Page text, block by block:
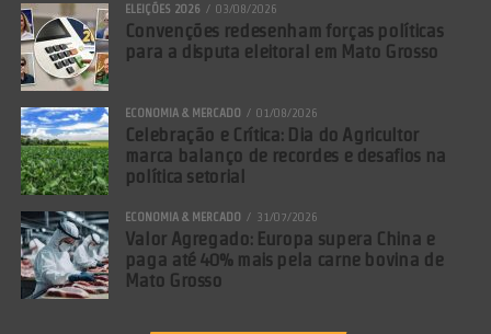
ELEIÇÕES 2026 03/08/2026
Convenções redesenham forças políticas
para a disputa eleitoral em Mato Grosso
ECONOMIA & MERCADO 01/08/2026
Celebração e Crítica: Dia do Agricultor
marca balanço de recordes e desafios na
política setorial
ECONOMIA & MERCADO 31/07/2026
Valor Agregado: Europa supera China e
paga até 40% mais pela carne bovina de
Mato Grosso